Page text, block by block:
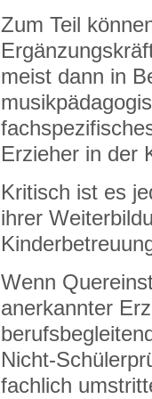
Zum Teil
meist dann in
Erzieher in der
Kritisch ist es
ihrer
Wenn
anerkannter
Nicht-
fachlich